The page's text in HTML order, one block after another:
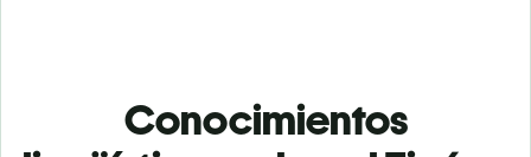
Conocimientos